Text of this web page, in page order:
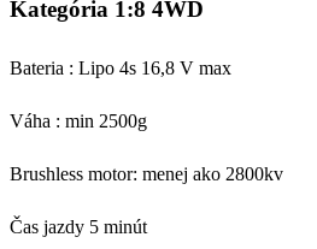
Kategória 1:8 4WD
Bateria : Lipo 4s 16,8 V max
Váha : min 2500g
Brushless motor: menej ako 2800kv
Čas jazdy 5 minút